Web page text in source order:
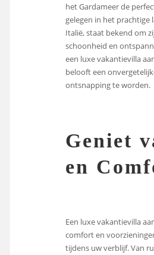
het Gardameer de
gelegen in het
Italië, staat bekend om
schoonheid en
een luxe vakantievilla
belooft een
ontsnapping te worden.
Geniet
en
Een luxe vakantievilla
comfort en
tijdens uw verblijf. Van